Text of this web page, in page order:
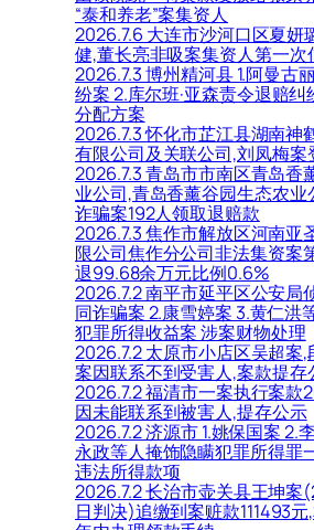
“泰和养老”案集资人
2026.7.6 大连市沙河口区夏妍
健,董长亮非吸案集资人第一次
2026.7.3 博州精河县 1.阿曼古
纷案 2.库尔班·亚森责令退赔纠
分配方案
2026.7.3 怀化市芷江县湖南神
有限公司及关联公司,刘凤梅案
2026.7.3 青岛市市南区青岛香
业公司,青岛香薰谷园生态农业
诈骗案192人领取退赔款
2026.7.3 焦作市解放区河南亚
限公司焦作分公司非法集资案
退99.68余万元比例0.6%
2026.7.2 南平市延平区公安局
同诈骗案 2.康雪婷案 3.黄仁洪
犯罪所得收益案 涉案财物处理
2026.7.2 太原市小店区吴超案
案因联系不到受害人,案款提存
2026.7.2 福清市一案执行案款
因未能联系到被害人,提存公示
2026.7.2 济源市 1.姚保国案 2.
永政等人掩饰隐瞒犯罪所得罪
违法所得款项
2026.7.2 长治市壶关县王坤案
日判决)追缴到案赃款111493